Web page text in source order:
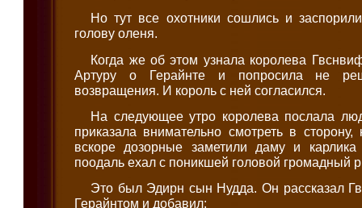
Но тут все охотники сошлись и
голову оленя.
Когда же об этом узнала королева
Артуру о Герайнте и попросила не
возвращения. И король с ней согласился.
На следующее утро королева послала
приказала внимательно смотреть в
вскоре дозорные заметили даму и
поодаль ехал с поникшей головой громадный
Это был Эдирн сын Нудда. Он рассказал
Герайнтом и добавил: